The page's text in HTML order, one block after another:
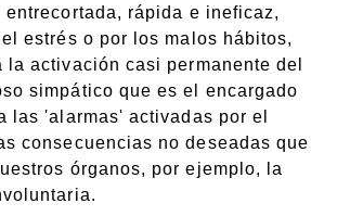
entrecortada, rápida e ineficaz,
estrés o por los malos hábitos,
la activación casi permanente del
simpático que es el encargado
las 'alarmas' activadas por el
consecuencias no deseadas que
órganos, por ejemplo, la